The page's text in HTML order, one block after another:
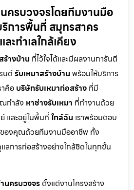
ครบวงจรโดยทีมงานมือ
การพื้นที่ สมุทรสาคร
ะทำเลใกล้เคียง
ร้างบ้าน ที่ไว้ใจได้และมีผลงานการันตี
นด์รับเหมาสร้างบ้าน พร้อมให้บริการ
คือบริษัทรับเหมาก่อสร้าง ที่มี
กำลัง หาช่างรับเหมา ที่ทำงานด้วย
และอยู่ในพื้นที่ ใกล้ฉัน เราพร้อมตอบ
องคุณด้วยทีมงานมืออาชีพ ทั้ง
ลการก่อสร้างอย่างใกล้ชิดในทุกขั้น
นครบวงจร ตั้งแต่งานโครงสร้าง